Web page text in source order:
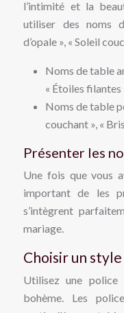
l’intimité et la
utiliser des noms
d’opale », « Soleil
Noms de table
« Étoiles filantes
Noms de table
couchant », «
Présenter les
Une fois que vous
important de les
s’intègrent
mariage.
Choisir un
Utilisez une police
bohème. Les